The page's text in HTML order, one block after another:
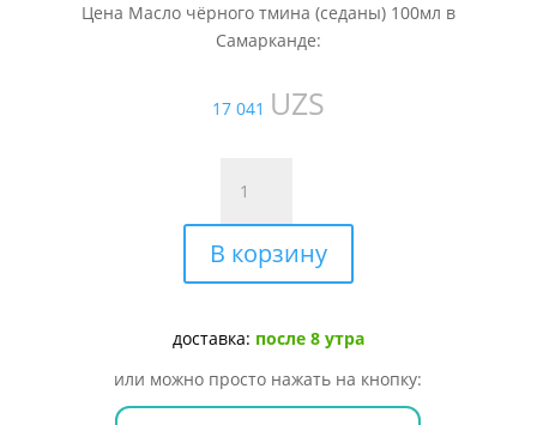
Цена Масло чёрного тмина (седаны) 100мл в
Самарканде:
17 041 UZS
товара
Масло
чёрного
тмина
100мл
В корзину
доставка: после 8 утра
или можно просто нажать на кнопку: